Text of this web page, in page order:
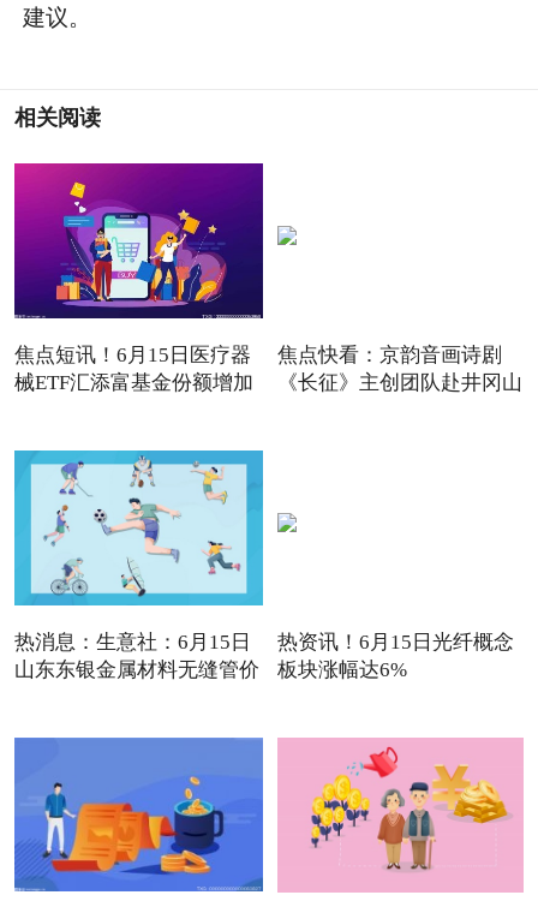
建议。
相关阅读
焦点短讯！6月15日医疗器
械ETF汇添富基金份额增加
焦点快看：京韵音画诗剧
《长征》主创团队赴井冈山
热消息：生意社：6月15日
山东东银金属材料无缝管价
热资讯！6月15日光纤概念
板块涨幅达6%